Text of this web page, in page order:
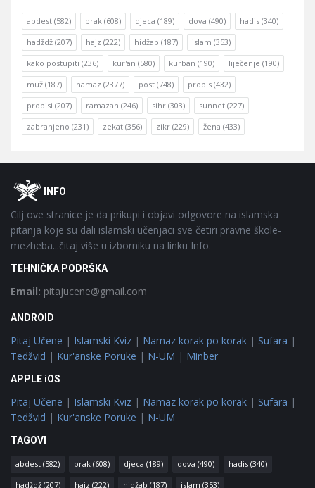
abdest (582) brak (608) djeca (189) dova (490) hadis (340)
hadždž (207) hajz (222) hidžab (187) islam (353)
kako postupiti (236) kur'an (580) kurban (190) liječenje (190)
muž (187) namaz (2377) post (748) propis (432)
propisi (207) ramazan (246) sihr (303) sunnet (227)
zabranjeno (231) zekat (356) zikr (229) žena (433)
FooterOINFO
Cilj ove stranice je da prikupi i objavi odgovore na islamska
pitanja koje su dali islamski učenjaci sve četiri pravne škole-
mezheba...čitaj više u izborniku na linku Info.
TEHNIČKA PODRŠKA
Email: pitajucene@gmail.com
ANDROID
Pitaj Učene | Islamski Kviz | Namaz korak po korak | Sufara |
Tedžvid | Kur'anske Poruke | N-UM | Minber
APPLE iOS
Pitaj Učene | Islamski Kviz | Namaz korak po korak | Sufara |
Tedžvid | Kur'anske Poruke | N-UM
TAGOVI
abdest (582) brak (608) djeca (189) dova (490) hadis (340)
hadždž (207) hajz (222) hidžab (187) islam (353)